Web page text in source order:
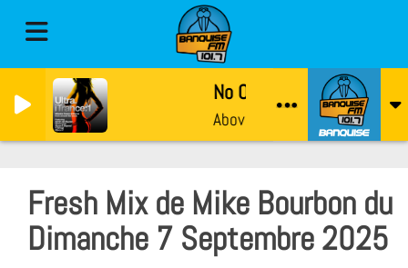
No One On Earth
Above & Beyond, Zoë
Fresh Mix de Mike Bourbon du
Dimanche 7 Septembre 2025